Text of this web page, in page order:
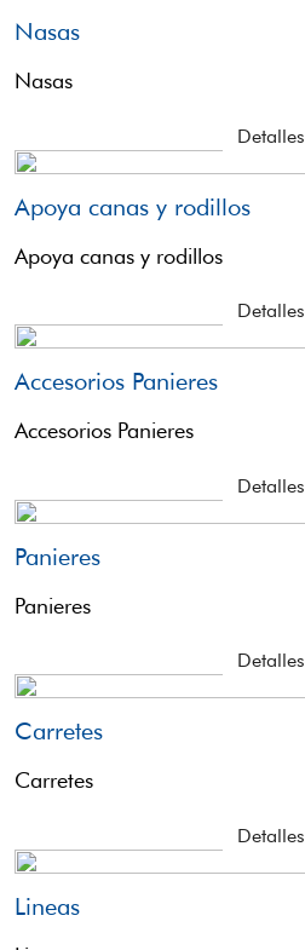
Nasas
Nasas
Detalles
Apoya canas y rodillos
Apoya canas y rodillos
Detalles
Accesorios Panieres
Accesorios Panieres
Detalles
Panieres
Panieres
Detalles
Carretes
Carretes
Detalles
Lineas